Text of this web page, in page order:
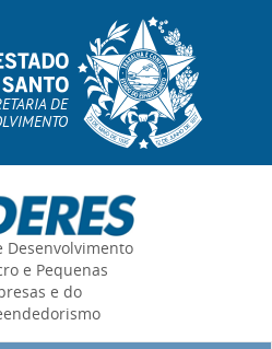
DE
Desenvolvimento
e Pequenas
e do